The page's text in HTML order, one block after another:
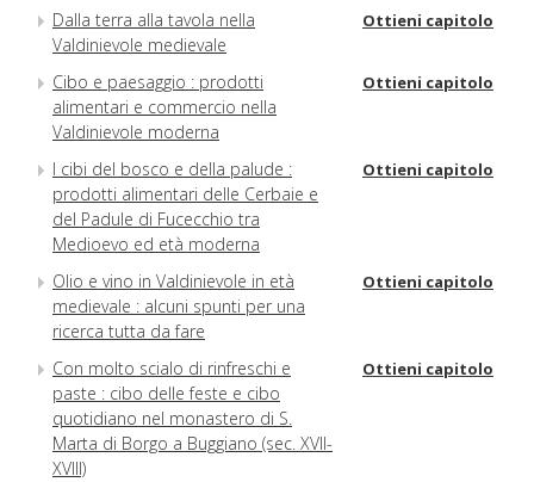
Dalla terra alla tavola nella
Valdinievole medievale
Ottieni capitolo
Cibo e paesaggio : prodotti
alimentari e commercio nella
Valdinievole moderna
Ottieni capitolo
I cibi del bosco e della palude :
prodotti alimentari delle Cerbaie e
del Padule di Fucecchio tra
Medioevo ed età moderna
Ottieni capitolo
Olio e vino in Valdinievole in età
medievale : alcuni spunti per una
ricerca tutta da fare
Ottieni capitolo
Con molto scialo di rinfreschi e
paste : cibo delle feste e cibo
quotidiano nel monastero di S.
Marta di Borgo a Buggiano (sec. XVII-
XVIII)
Ottieni capitolo